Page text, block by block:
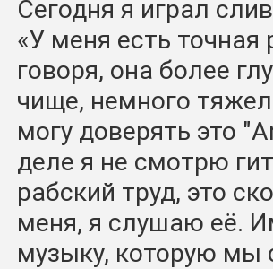
Сегодня я играл
«У меня есть точная
говоря, она более
чище, немного
могу доверять это
деле я не смотрю
рабский труд, это
меня, я слушаю её.
музыку, которую мы